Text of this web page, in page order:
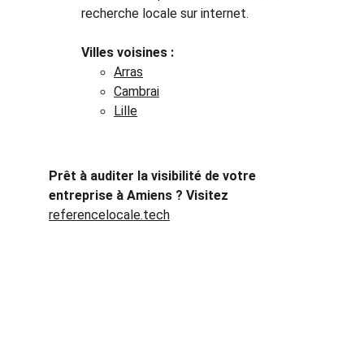
recherche locale sur internet.
Villes voisines :
Arras
Cambrai
Lille
Prêt à auditer la visibilité de votre
entreprise à Amiens ? Visitez
referencelocale.tech